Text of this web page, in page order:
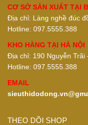
CƠ SỞ SẢN XUẤT TẠI
Địa chỉ: Làng nghề đúc
Hotline: 097.5555.388
KHO HÀNG TẠI HÀ NỘI
Địa chỉ: 190 Nguyễn Trãi
Hotline: 097.5555.388
EMAIL
THEO DÕI SHOP